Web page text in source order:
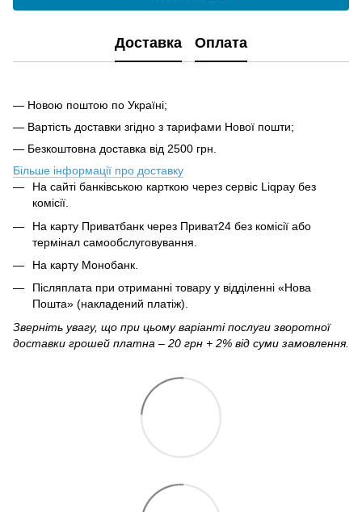
Доставка Оплата
— Новою поштою по Україні;
— Вартість доставки згідно з тарифами Нової пошти;
— Безкоштовна доставка від 2500 грн.
Більше інформації про доставку
На сайті банківською карткою через сервіс Liqpay без
комісії.
На карту Приватбанк через Приват24 без комісії або
термінал самообслуговування.
На карту Монобанк.
Післяплата при отриманні товару у відділенні «Нова
Пошта» (накладений платіж).
Зверніть увагу, що при цьому варіанті послуги зворотної
доставки грошей платна – 20 грн + 2% від суми замовлення.